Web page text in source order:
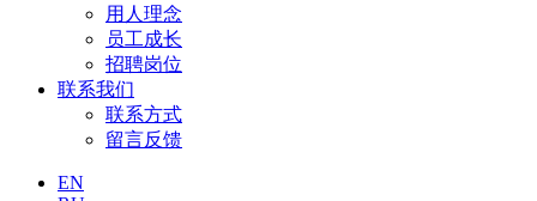
用人理念
员工成长
招聘岗位
联系我们
联系方式
留言反馈
EN